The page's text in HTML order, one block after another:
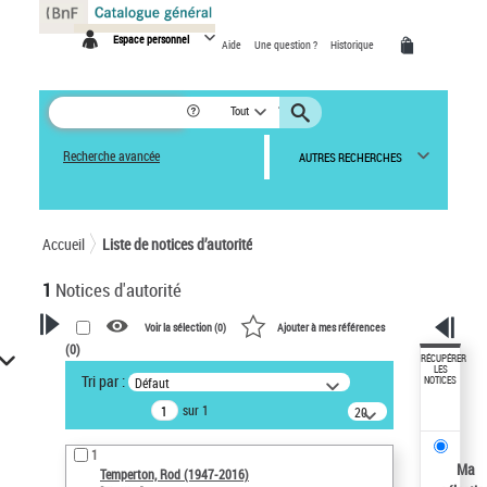
Espace personnel Aide Une question ? Historique
Tout
Recherche avancée AUTRES RECHERCHES
Accueil Liste de notices d’autorité
1 Notices d'autorité
VOTRE RECHERCHE
Recherche avancée dans les
notices d’autorité
Œuvres liées à l'auteur :
Temperton, Rod (1947-2016)
Voir la sélection (0) Ajouter à mes références
(0)
Tri par : Défaut
sur 1
20
résultats/page
1
Temperton, Rod (1947-2016)
RÉCUPÉRER
LES
NOTICES
Ma
Panneau de gestion des cookies